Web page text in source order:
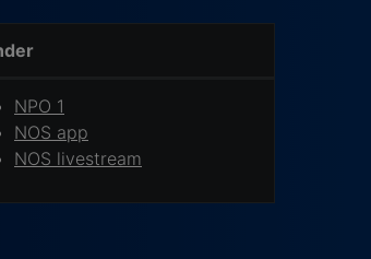
NPO 1
NOS app
NOS livestream